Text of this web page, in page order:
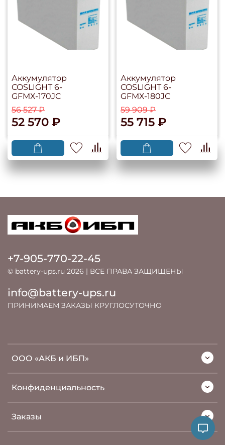
Аккумулятор
COSLIGHT 6-
GFMХ-170JC
56 527 ₽
52 570 ₽
Аккумулятор
COSLIGHT 6-
GFMХ-180JC
59 909 ₽
55 715 ₽
ООО «АКБ и ИБП»
Конфиденциальность
Заказы
+7-905-770-22-45
© battery-ups.ru 2026 | ВСЕ ПРАВА ЗАЩИЩЕНЫ
info@battery-ups.ru
ПРИНИМАЕМ ЗАКАЗЫ КРУГЛОСУТОЧНО